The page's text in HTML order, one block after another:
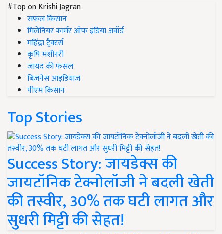
#Top on Krishi Jagran
सफल किसान
मिलेनियर फार्मर ऑफ इंडिया अवॉर्ड
महिंद्रा ट्रैक्टर्स
कृषि मशीनरी
जायद की फसल
बिज़नेस आइडियाज
पीएम किसान
Top Stories
Success Story: जायडेक्स की
जायटॉनिक टेक्नोलॉजी ने बदली खेती
की तस्वीर, 30% तक घटी लागत और
सुधरी मिट्टी की सेहत!